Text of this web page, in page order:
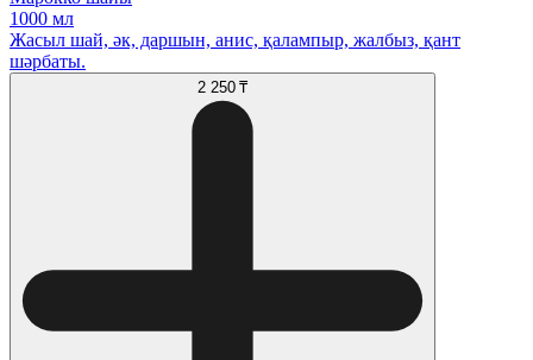
1000 мл
Жасыл шай, әк, даршын, анис, қалампыр, жалбыз, қант
шәрбаты.
2 250 ₸